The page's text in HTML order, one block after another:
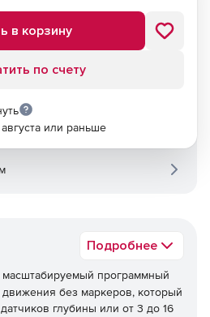
Подробнее
масштабируемый программный
движения без маркеров, который
глубины или от 3 до 16
в корзину
по счету
или раньше